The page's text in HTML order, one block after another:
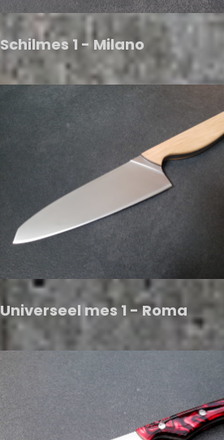
Schilmes 1 - Milano
Universeel mes 1 - Roma